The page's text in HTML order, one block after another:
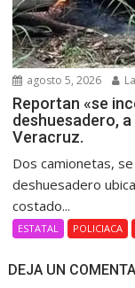
agosto 5, 2026
Reportan «se
deshuesadero,
Veracruz.
Dos camionetas,
deshuesadero
costado...
ESTATAL POLICIACA
DEJA UN